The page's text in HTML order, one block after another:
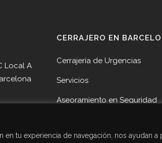
en tu experiencia de navegación, nos ayudan
Local A
CERRAJERO EN
Cerrajería de Urgencias
Servicios
Aseoramiento en Seguridad
Noticias